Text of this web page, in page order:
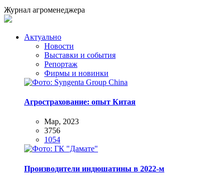
Журнал агроменеджера
Актуально
Новости
Выставки и события
Репортаж
Фирмы и новинки
Агрострахование: опыт Китая
Мар, 2023
3756
1054
Производители индюшатины в 2022-м